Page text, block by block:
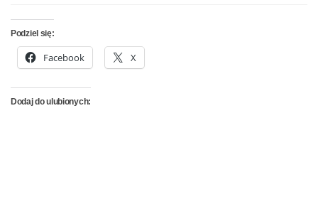
Podziel się:
Facebook X
Dodaj do ulubionych: